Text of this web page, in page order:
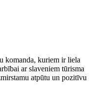
komanda, kuriem ir liela
ar slaveniem tūrisma
atpūtu un pozitīvu